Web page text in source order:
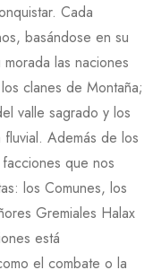
Cada
basándose en su
las naciones
clanes de Montaña;
valle sagrado y los
Además de los
que nos
los Comunes, los
Gremiales Halax
está
el combate o la